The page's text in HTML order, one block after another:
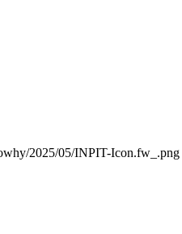
2025/05/INPIT-Icon.fw_.png